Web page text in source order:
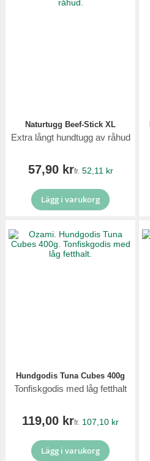
Naturtugg Beef-Stick XL
Extra långt hundtugg av råhud
57,90 krfr. 52,11 kr
Lägg i varukorg
Hundgodis Tuna Cubes 400g
Tonfiskgodis med låg fetthalt
119,00 krfr. 107,10 kr
Lägg i varukorg